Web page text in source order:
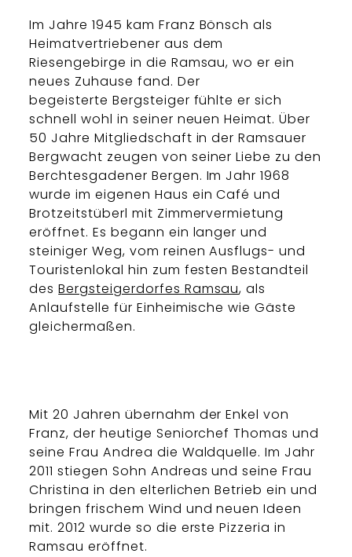
Im Jahre 1945 kam Franz Bönsch als
Heimatvertriebener aus dem
Riesengebirge in die Ramsau, wo er ein
neues Zuhause fand. Der
begeisterte Bergsteiger fühlte er sich
schnell wohl in seiner neuen Heimat. Über
50 Jahre Mitgliedschaft in der Ramsauer
Bergwacht zeugen von seiner Liebe zu den
Berchtesgadener Bergen. Im Jahr 1968
wurde im eigenen Haus ein Café und
Brotzeitstüberl mit Zimmervermietung
eröffnet. Es begann ein langer und
steiniger Weg, vom reinen Ausflugs- und
Touristenlokal hin zum festen Bestandteil
desBergsteigerdorfes Ramsau, als
Anlaufstelle für Einheimische wie Gäste
gleichermaßen.
Mit 20 Jahren übernahm der Enkel von
Franz, der heutige Seniorchef Thomas und
seine Frau Andrea die Waldquelle. Im Jahr
2011 stiegen Sohn Andreas und seine Frau
Christina in den elterlichen Betrieb ein und
bringen frischem Wind und neuen Ideen
mit. 2012 wurde so die erste Pizzeria in
Ramsau eröffnet.